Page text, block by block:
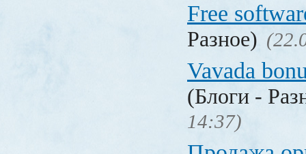
Free
Разное)
Vavada
(Блоги -
14:37)